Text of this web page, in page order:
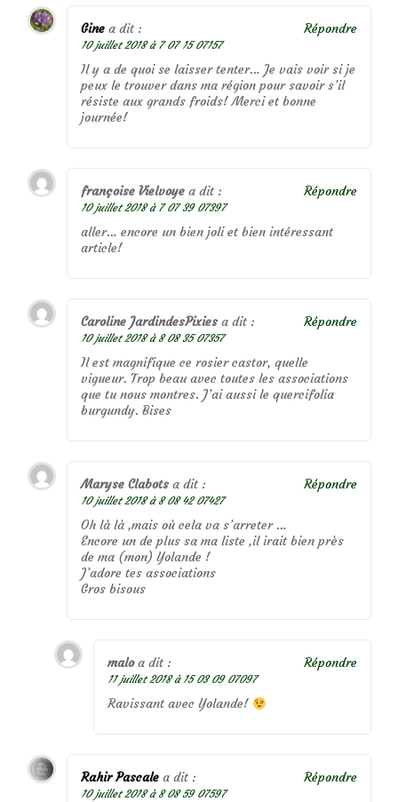
Gine a dit :
10 juillet 2018 à 7 07 15 07157
Il y a de quoi se laisser tenter… Je vais voir si je
peux le trouver dans ma région pour savoir s’il
résiste aux grands froids! Merci et bonne
journée!
Répondre
françoise Vielvoye a dit :
10 juillet 2018 à 7 07 39 07397
aller… encore un bien joli et bien intéressant
article!
Répondre
Caroline JardindesPixies a dit :
10 juillet 2018 à 8 08 35 07357
Il est magnifique ce rosier castor, quelle
vigueur. Trop beau avec toutes les associations
que tu nous montres. J’ai aussi le quercifolia
burgundy. Bises
Répondre
Maryse Clabots a dit :
10 juillet 2018 à 8 08 42 07427
Oh là là ,mais où cela va s’arreter …
Encore un de plus sa ma liste ,il irait bien près
de ma (mon) Yolande !
J’adore tes associations
Gros bisous
Répondre
malo a dit :
11 juillet 2018 à 15 03 09 07097
Ravissant avec Yolande!
Répondre
Rahir Pascale a dit :
10 juillet 2018 à 8 08 59 07597
Répondre